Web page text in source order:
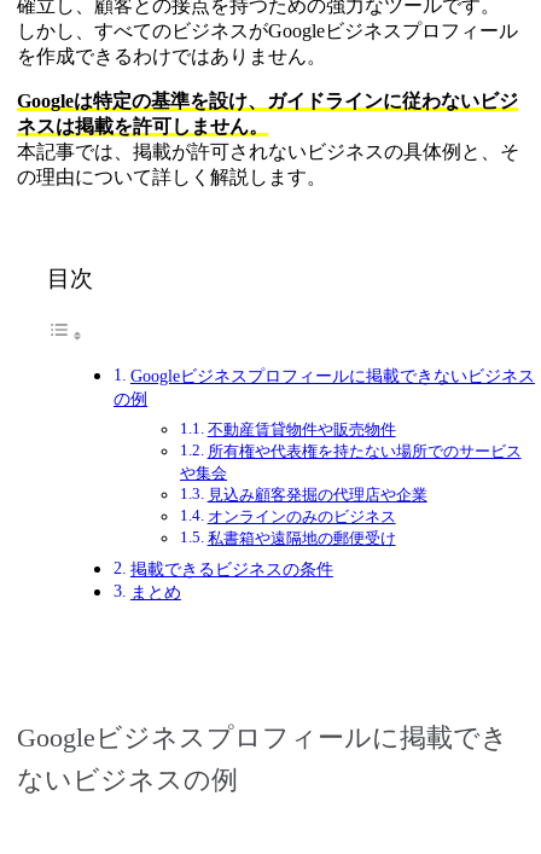
確立し、顧客との接点を持つための強力なツールです。
しかし、すべてのビジネスがGoogleビジネスプロフィール
を作成できるわけではありません。
Googleは特定の基準を設け、ガイドラインに従わないビジ
ネスは掲載を許可しません。
本記事では、掲載が許可されないビジネスの具体例と、そ
の理由について詳しく解説します。
目次
Googleビジネスプロフィールに掲載できないビジネス
の例
不動産賃貸物件や販売物件
所有権や代表権を持たない場所でのサービス
や集会
見込み顧客発掘の代理店や企業
オンラインのみのビジネス
私書箱や遠隔地の郵便受け
掲載できるビジネスの条件
まとめ
Googleビジネスプロフィールに掲載でき
ないビジネスの例